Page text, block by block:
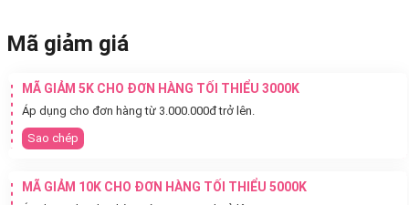
Mã giảm giá
MÃ GIẢM 5K CHO ĐƠN HÀNG TỐI THIỂU 3000K
Áp dụng cho đơn hàng từ 3.000.000đ trở lên.
Sao chép
MÃ GIẢM 10K CHO ĐƠN HÀNG TỐI THIỂU 5000K